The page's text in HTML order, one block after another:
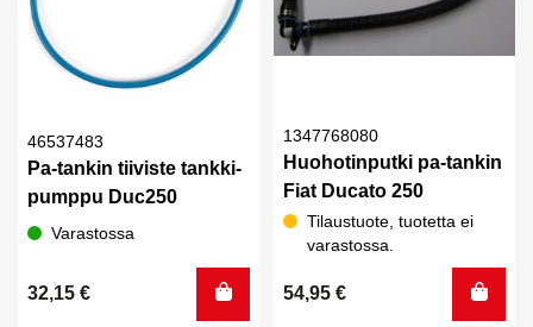
46537483
Pa-tankin tiiviste tankki-
pumppu Duc250
Varastossa
32,15 €
1347768080
Huohotinputki pa-tankin
Fiat Ducato 250
Tilaustuote, tuotetta ei
varastossa.
54,95 €